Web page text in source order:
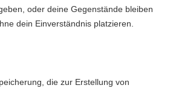
oder deine Gegenstände bleiben
dein Einverständnis platzieren.
die zur Erstellung von